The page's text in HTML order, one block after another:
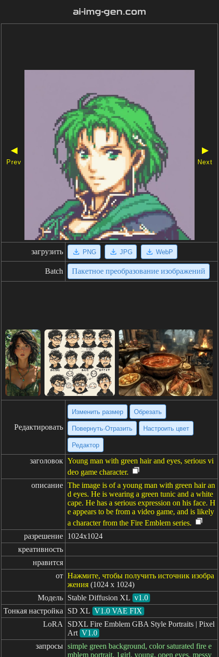
ai-img-gen.com
◀
Prev
▶
Next
загрузить PNG JPG WebP
Batch Пакетное преобразование изображений
Редактировать
Изменить размер Обрезать
Повернуть·Отразить Настроить цвет
Редактор
заголовок Young man with green hair and eyes, serious vi
deo game character.
описание The image is of a young man with green hair an
d eyes. He is wearing a green tunic and a white
cape. He has a serious expression on his face. H
e appears to be from a video game, and is likely
a character from the Fire Emblem series.
разрешение 1024x1024
креативность
нравится
от Нажмите, чтобы получить источник изобра
жения (1024 x 1024)
Модель Stable Diffusion XL v1.0
Тонкая настройка
SD XL V1.0 VAE FIX
LoRA
SDXL Fire Emblem GBA Style Portraits | Pixel
Art V1.0
запросы simple green background, color saturated fire e
mblem portrait, 1girl, young, open eyes, messy